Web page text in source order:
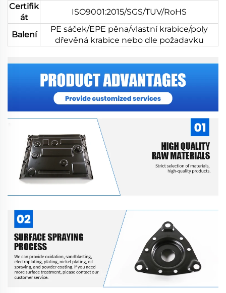
Certifik
át
ISO9001:2015/SGS/TUV/RoHS
Balení
PE sáček/EPE pěna/vlastní krabice/poly
dřevěná krabice nebo dle požadavku